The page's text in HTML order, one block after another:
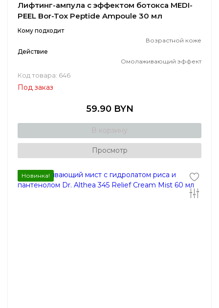
Лифтинг-ампула с эффектом ботокса MEDI-
PEEL Bor-Tox Peptide Ampoule 30 мл
Кому подходит
Возрастной коже
Действие
Омолаживающий эффект
Код товара: 646
Под заказ
59.90 BYN
В корзину
Просмотр
Новинка!